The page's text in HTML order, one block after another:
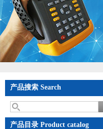
产品搜索 Search
产品目录 Product catalog